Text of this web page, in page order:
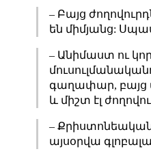
– Բայց
են միմյանց:
– Անիմաստ ու
գաղափար, բայց
և միշտ էլ
– Քրիստոնեական
այսօրվա